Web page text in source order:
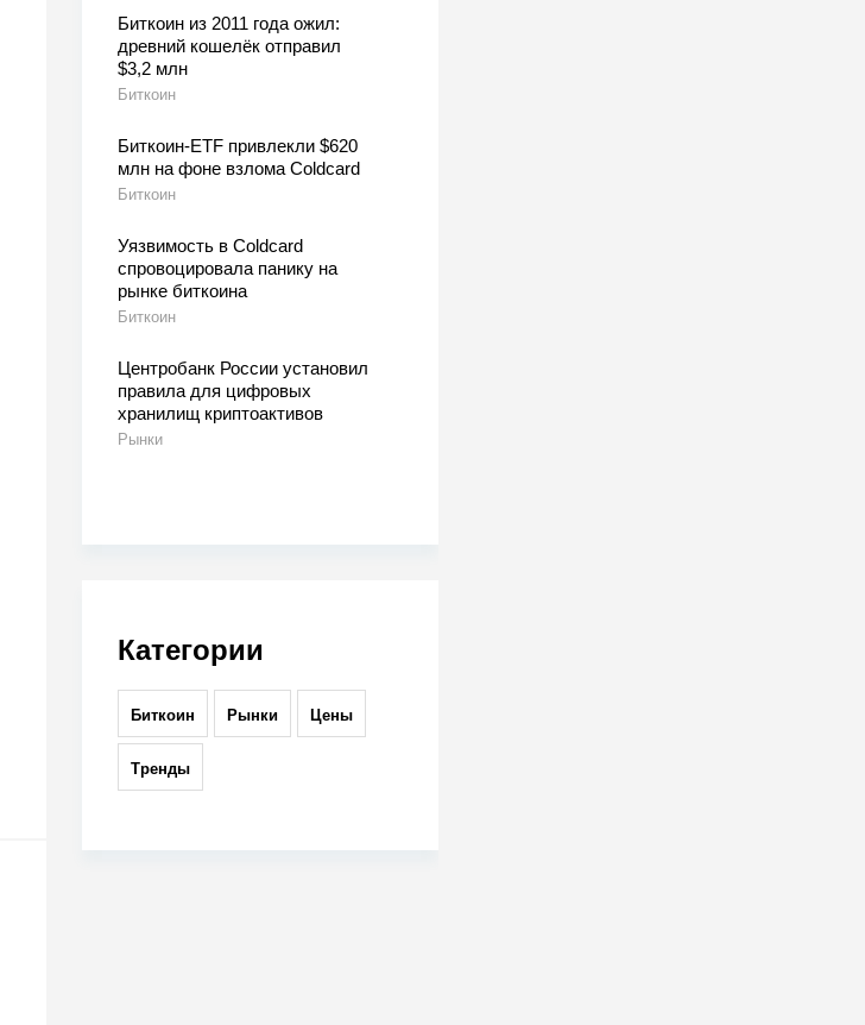
Биткоин из 2011 года ожил:
древний кошелёк отправил
$3,2 млн
Биткоин
Биткоин-ETF привлекли $620
млн на фоне взлома Coldcard
Биткоин
Уязвимость в Coldcard
спровоцировала панику на
рынке биткоина
Биткоин
Центробанк России установил
правила для цифровых
хранилищ криптоактивов
Рынки
Категории
Биткоин Рынки Цены
Тренды